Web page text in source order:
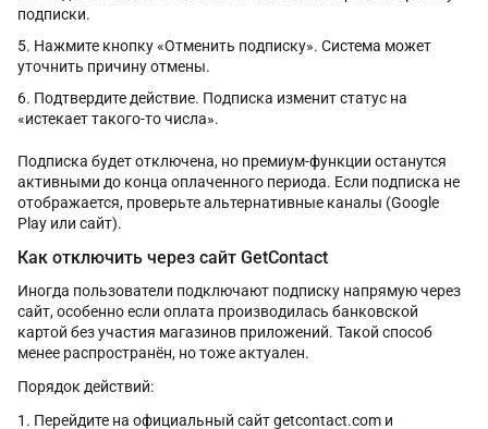
подписки.
Нажмите кнопку «Отменить подписку». Система может
уточнить причину отмены.
Подтвердите действие. Подписка изменит статус на
«истекает такого-то числа».
Подписка будет отключена, но премиум-функции останутся
активными до конца оплаченного периода. Если подписка не
отображается, проверьте альтернативные каналы (Google
Play или сайт).
Как отключить через сайт GetContact
Иногда пользователи подключают подписку напрямую через
сайт, особенно если оплата производилась банковской
картой без участия магазинов приложений. Такой способ
менее распространён, но тоже актуален.
Порядок действий:
Перейдите на официальный сайт getcontact.com и